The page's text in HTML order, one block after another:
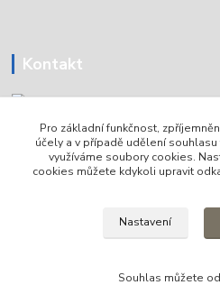
Kontakt
Tomáš Holoubek
+420736720979
Pro základní funkčnost,
účely a v případě udělení
využíváme soubory cookies.
cookies můžete kdykoli upravit
Nastavení
Souhlas můžete